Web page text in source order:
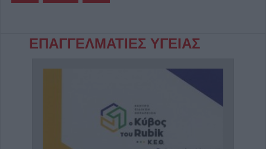
ΕΠΑΓΓΕΛΜΑΤΙΕΣ ΥΓΕΙΑΣ